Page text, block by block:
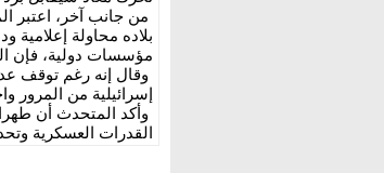
من جانب آخر، اعتبر
بلاده محاولة
مؤسسات دولية، فإن
وقال إنه رغم توقف
إسرائيلية من المرور
وأكد المتحدث أن
القدرات العسكرية